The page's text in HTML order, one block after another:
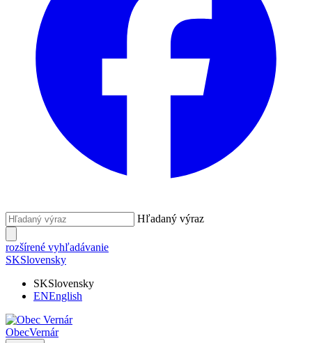
Hľadaný výraz
rozšírené vyhľadávanie
SKSlovensky
SKSlovensky
ENEnglish
ObecVernár